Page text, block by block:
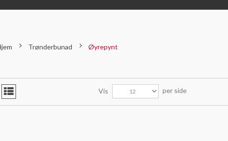
Trønderbunad Øyrepynt
Vis per side